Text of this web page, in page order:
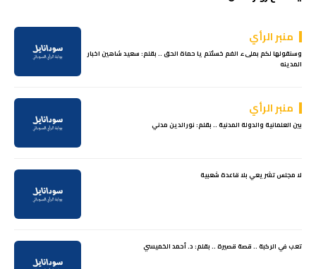
منبر الرأي
وسنقولها لكم بملىء الفم خسئتم يا حماة الحق .. بقلم: سعيد شاهين اخبار
المدينه
منبر الرأي
بين العلمانية والدولة المدنية .. بقلم: نورالدين مدني
لا مجلس تشريعي بلا قاعدة شعبية
تعب في الركبة .. قصة قصيرة .. بقلم: د. أحمد الخميسي